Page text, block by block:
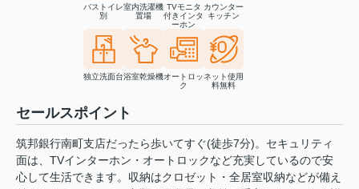
バストイレ
別
室内洗濯機
置場
TVモニタ
付きインタ
ーホン
カウンター
キッチン
独立洗面台浴室乾燥機オートロッ
ク
ネット使用
料無料
セールスポイント
筑邦銀行南町支店だったら歩いてすぐ(徒歩7分)。セキュリティ
面は、TVインターホン・オートロックなど充実しているので安
心して生活できます。収納はクロゼット・全居室収納などが備え